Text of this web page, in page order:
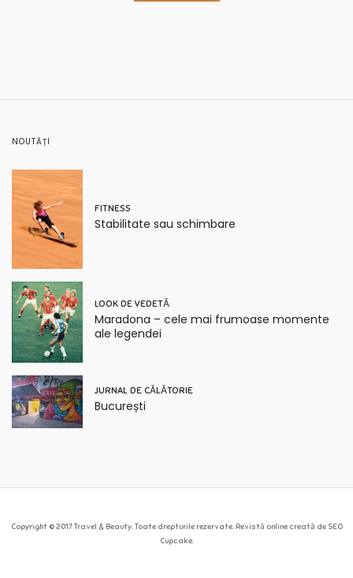
NOUTĂȚI
FITNESS
Stabilitate sau schimbare
LOOK DE VEDETĂ
Maradona – cele mai frumoase momente
ale legendei
JURNAL DE CĂLĂTORIE
București
Copyright © 2017 Travel & Beauty. Toate drepturile rezervate. Revistă online creată de SEO
Cupcake.